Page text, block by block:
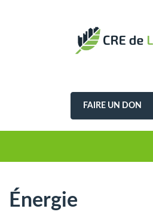
FAIRE UN DON
Énergie